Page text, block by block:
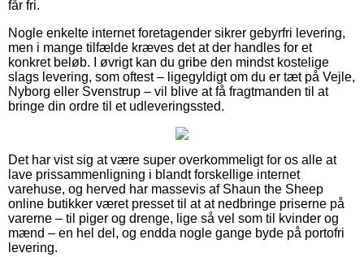
får fri.
Nogle enkelte internet foretagender sikrer gebyrfri levering,
men i mange tilfælde kræves det at der handles for et
konkret beløb. I øvrigt kan du gribe den mindst kostelige
slags levering, som oftest – ligegyldigt om du er tæt på Vejle,
Nyborg eller Svenstrup – vil blive at få fragtmanden til at
bringe din ordre til et udleveringssted.
Det har vist sig at være super overkommeligt for os alle at
lave prissammenligning i blandt forskellige internet
varehuse, og herved har massevis af Shaun the Sheep
online butikker været presset til at at nedbringe priserne på
varerne – til piger og drenge, lige så vel som til kvinder og
mænd – en hel del, og endda nogle gange byde på portofri
levering.